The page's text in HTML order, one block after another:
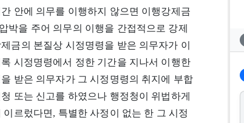
안에 의무를 이행하지 않으면 이행강제금
박을 주어 의무의 이행을 간접적으로 강제
금의 본질상 시정명령을 받은 의무자가 이
시정명령에서 정한 기간을 지나서 이행한
받은 의무자가 그 시정명령의 취지에 부합
또는 신고를 하였으나 행정청이 위법하게
르렀다면, 특별한 사정이 없는 한 그 시정